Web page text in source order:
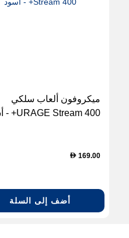
ميكروفون ألعاب سلكي
URAGE Stream 400+ - أسود
D 169.00
أضف إلى السلة